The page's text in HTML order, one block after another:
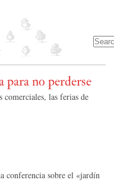
no perderse
comerciales, las ferias de
conferencia sobre el «jardín